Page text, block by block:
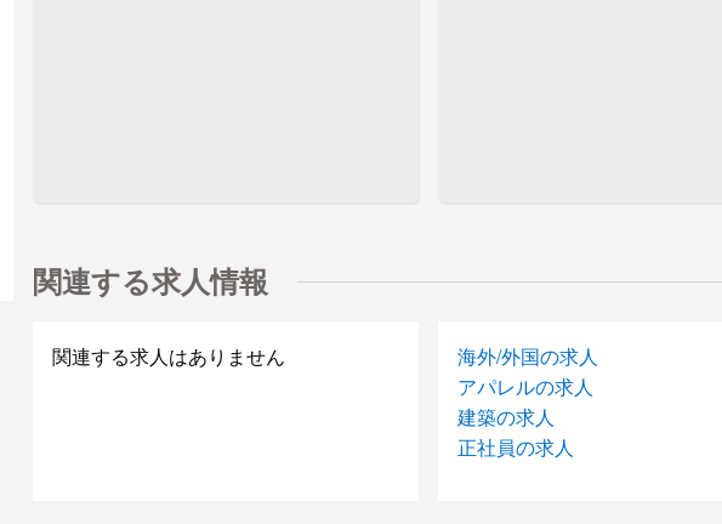
関連する求人情報
関連する求人はありません
海外/外国の求人
アパレルの求人
建築の求人
正社員の求人